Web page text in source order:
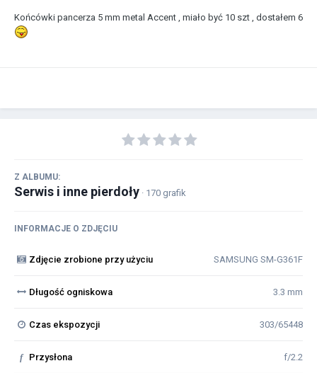
Końcówki pancerza 5 mm metal Accent , miało być 10 szt , dostałem 6
Z ALBUMU:
Serwis i inne pierdoły · 170 grafik
INFORMACJE O ZDJĘCIU
Zdjęcie zrobione przy użyciu SAMSUNG SM-G361F
Długość ogniskowa 3.3 mm
Czas ekspozycji 303/65448
f Przysłona f/2.2